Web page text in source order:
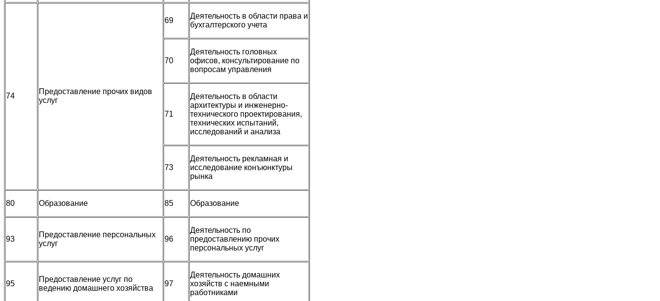
74
Предоставление прочих видов
услуг
69
Деятельность в области права и
бухгалтерского учета
70
Деятельность головных
офисов, консультирование по
вопросам управления
71
Деятельность в области
архитектуры и инженерно-
технического проектирования,
технических испытаний,
исследований и анализа
73
Деятельность рекламная и
исследование конъюнктуры
рынка
80 Образование 85 Образование
93
Предоставление персональных
услуг
96
Деятельность по
предоставлению прочих
персональных услуг
95
Предоставление услуг по
ведению домашнего хозяйства
97
Деятельность домашних
хозяйств с наемными
работниками